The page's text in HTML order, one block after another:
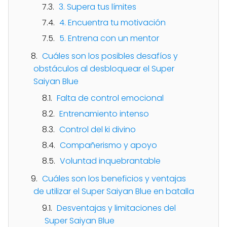
3. Supera tus límites
4. Encuentra tu motivación
5. Entrena con un mentor
Cuáles son los posibles desafíos y
obstáculos al desbloquear el Super
Saiyan Blue
Falta de control emocional
Entrenamiento intenso
Control del ki divino
Compañerismo y apoyo
Voluntad inquebrantable
Cuáles son los beneficios y ventajas
de utilizar el Super Saiyan Blue en batalla
Desventajas y limitaciones del
Super Saiyan Blue